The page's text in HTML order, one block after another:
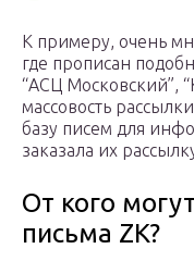
К примеру, очень
где прописан
“АСЦ Московский”,
массовость
базу писем для
заказала их
От кого
письма ZK?